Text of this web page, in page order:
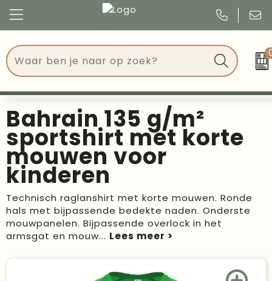
Tassen
Drinkwaren
Events
Give Aways
Geschenken
Kantoorartikelen
Congres
Events
Kerst
Verjaardagen
Voetbal, EK en WK
Bahrain 135 g/m²
sportshirt met korte
mouwen voor
kinderen
Technisch raglanshirt met korte mouwen. Ronde
hals met bijpassende bedekte naden. Onderste
mouwpanelen. Bijpassende overlock in het
armsgat en mouw...